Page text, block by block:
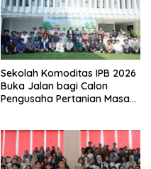
Sekolah Komoditas IPB 2026
Buka Jalan bagi Calon
Pengusaha Pertanian Masa